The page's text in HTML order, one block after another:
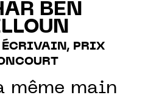
BEN
ÉCRIVAIN, PRIX
même main